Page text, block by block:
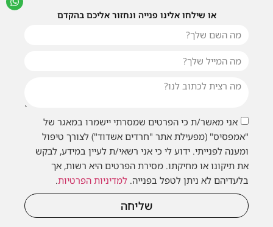
או שילחו אלינו פנייה ונחזור אליכם בהקדם
אני מאשר/ת כי הפרטים שמסרתי יישמרו במאגר של
"אמפסיס" (מפעילת אתר "חרדים אשדוד") לצורך טיפול
ומענה לפנייתי. ידוע לי כי אני רשאי/ת לעיין במידע, לבקש
את תיקונו או מחיקתו. מסירת הפרטים היא רשות, אך
בלעדיהם לא ניתן לטפל בפנייה. למדיניות הפרטיות.
שליחה